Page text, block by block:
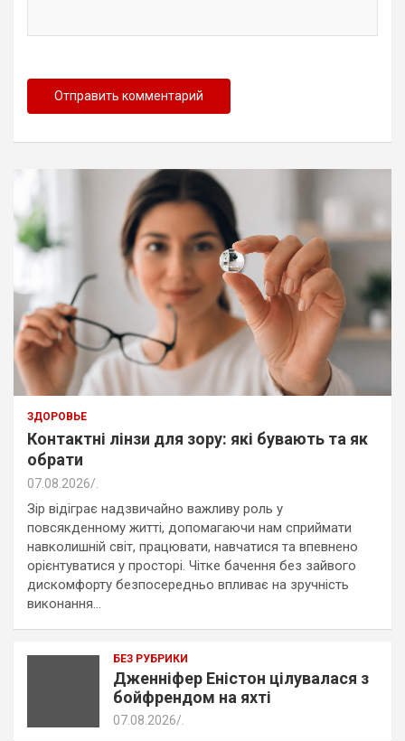
ЗДОРОВЬЕ
Контактні лінзи для зору: які бувають та як
обрати
07.08.2026
Зір відіграє надзвичайно важливу роль у
повсякденному житті, допомагаючи нам сприймати
навколишній світ, працювати, навчатися та впевнено
орієнтуватися у просторі. Чітке бачення без зайвого
дискомфорту безпосередньо впливає на зручність
виконання…
БЕЗ РУБРИКИ
Дженніфер Еністон цілувалася з
бойфрендом на яхті
07.08.2026